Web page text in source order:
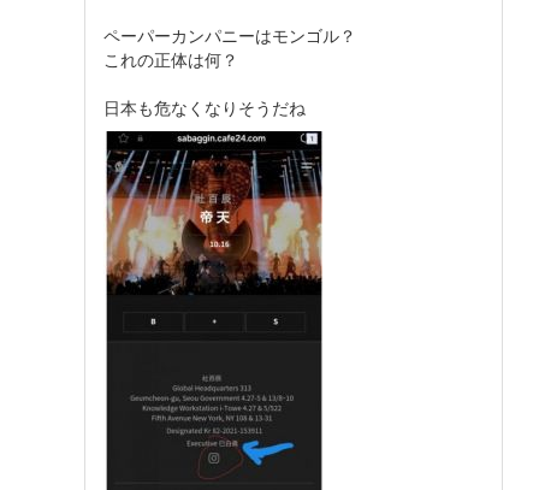
ペーパーカンパニーはモンゴル？
これの正体は何？
日本も危なくなりそうだね